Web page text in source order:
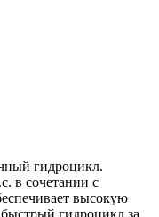
гидроцикл.
в сочетании с
высокую
гидроцикл за